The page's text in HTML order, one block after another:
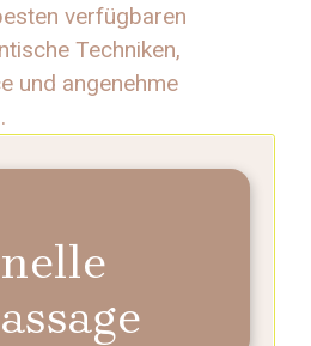
verfügbaren
Techniken,
und angenehme